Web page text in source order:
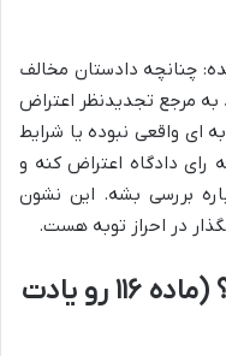
میده: چنانچه دادستان مخالف
مرجع تجدیدنظر اعتراض
ای واقعی نبوده یا شرایط
دادگاه اعتراض کنه و
بررسی بشه. این نشون
در احراز توبه هست.
توبه تو همه جرائم کارسازه؟ (ماده ۱۱۶ رو یادت